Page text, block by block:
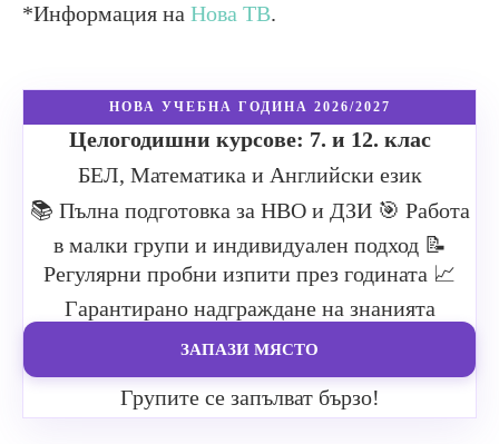
*Информация на Нова ТВ.
НОВА УЧЕБНА ГОДИНА 2026/2027
Целогодишни курсове: 7. и 12. клас
БЕЛ, Математика и Английски език
📚 Пълна подготовка за НВО и ДЗИ 🎯 Работа
в малки групи и индивидуален подход 📝
Регулярни пробни изпити през годината 📈
Гарантирано надграждане на знанията
ЗАПАЗИ МЯСТО
Групите се запълват бързо!